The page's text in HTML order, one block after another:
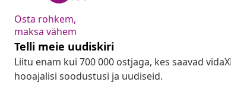
Osta rohkem,
maksa vähem
Telli meie uudiskiri
Liitu enam kui 700 000 ostjaga, kes saavad
hooajalisi soodustusi ja uudiseid.